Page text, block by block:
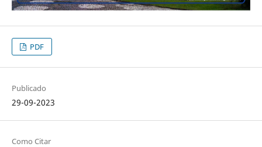
PDF
Publicado
29-09-2023
Como Citar